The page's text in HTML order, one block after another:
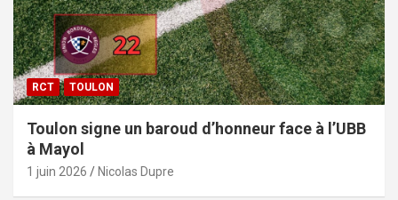
RCT TOULON
Toulon signe un baroud d’honneur face à l’UBB
à Mayol
1 juin 2026 Nicolas Dupre